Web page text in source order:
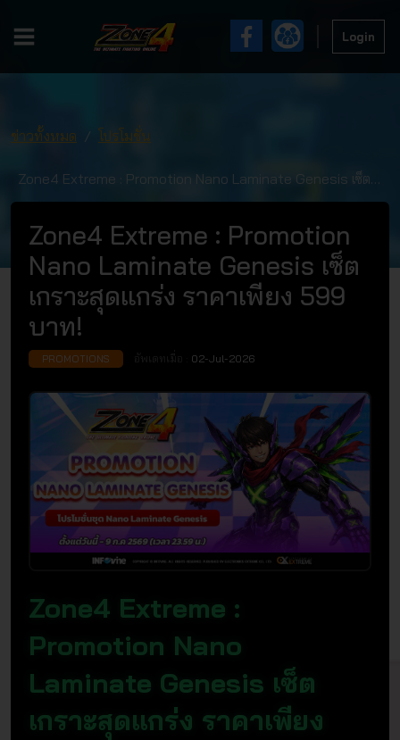
Login
ข่าวทั้งหมด โปรโมชั่น
Zone4 Extreme : Promotion Nano Laminate Genesis เซ็ต
เกราะสุดแกร่ง ราคาเพียง 599 บาท!
Zone4 Extreme : Promotion
Nano Laminate Genesis เซ็ต
เกราะสุดแกร่ง ราคาเพียง 599
บาท!
PROMOTIONS 02-Jul-2026
Zone4 Extreme :
Promotion Nano
Laminate Genesis เซ็ต
เกราะสุดแกร่ง ราคาเพียง